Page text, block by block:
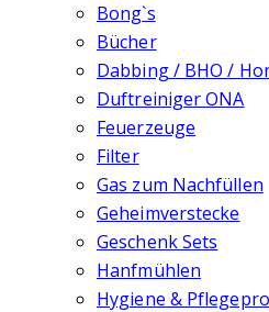
Bong`s
Bücher
Dabbing / BHO /
Duftreiniger ONA
Feuerzeuge
Filter
Gas zum Nachfüllen
Geheimverstecke
Geschenk Sets
Hanfmühlen
Hygiene &